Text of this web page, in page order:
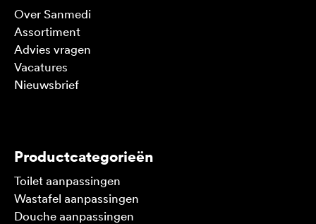
Over Sanmedi
Assortiment
Advies vragen
Vacatures
Nieuwsbrief
Productcategorieën
Toilet aanpassingen
Wastafel aanpassingen
Douche aanpassingen